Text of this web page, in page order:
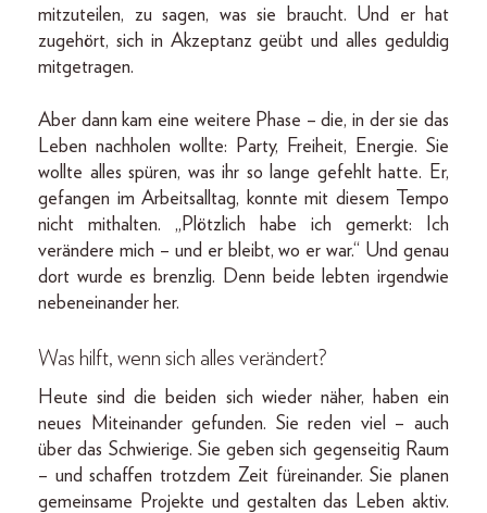
mitzuteilen, zu sagen, was sie braucht. Und er hat
zugehört, sich in Akzeptanz geübt und alles geduldig
mitgetragen.
Aber dann kam eine weitere Phase – die, in der sie das
Leben nachholen wollte: Party, Freiheit, Energie. Sie
wollte alles spüren, was ihr so lange gefehlt hatte. Er,
gefangen im Arbeitsalltag, konnte mit diesem Tempo
nicht mithalten. „Plötzlich habe ich gemerkt: Ich
verändere mich – und er bleibt, wo er war.“ Und genau
dort wurde es brenzlig. Denn beide lebten irgendwie
nebeneinander her.
Was hilft, wenn sich alles verändert?
Heute sind die beiden sich wieder näher, haben ein
neues Miteinander gefunden. Sie reden viel – auch
über das Schwierige. Sie geben sich gegenseitig Raum
– und schaffen trotzdem Zeit füreinander. Sie planen
gemeinsame Projekte und gestalten das Leben aktiv.